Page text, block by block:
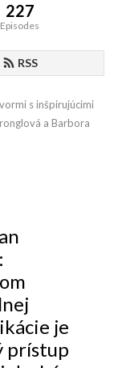
227
Episodes
RSS
s inšpirujúcimi
a Barbora
je
prístup